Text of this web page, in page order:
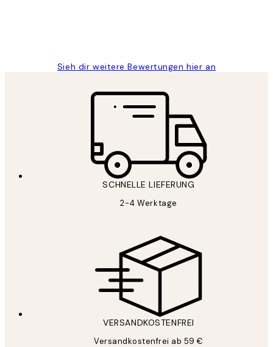
Sieh dir weitere Bewertungen hier an
SCHNELLE LIEFERUNG
2-4 Werktage
VERSANDKOSTENFREI
Versandkostenfrei ab 59 €